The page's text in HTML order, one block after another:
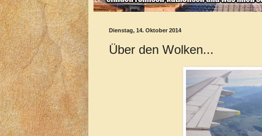
Dienstag, 14. Oktober 2014
Über den Wolken...